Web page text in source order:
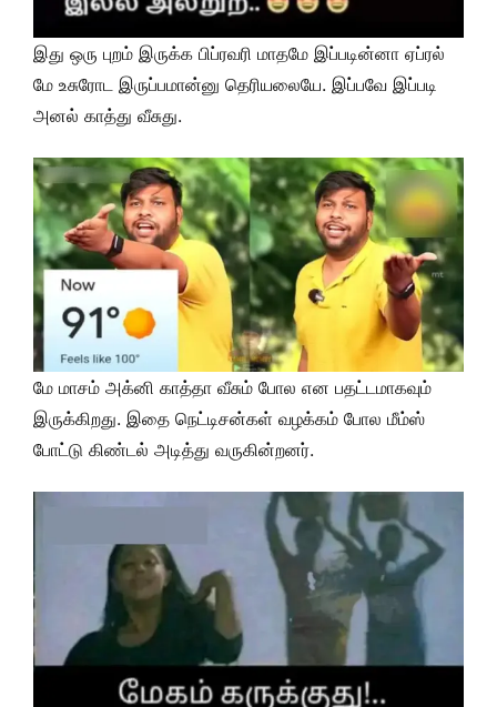
இது ஒரு புறம் இருக்க பிப்ரவரி மாதமே இப்படின்னா ஏப்ரல்
மே உசுரோட இருப்பமான்னு தெரியலையே. இப்பவே இப்படி
அனல் காத்து வீசுது.
மே மாசம் அக்னி காத்தா வீசும் போல என பதட்டமாகவும்
இருக்கிறது. இதை நெட்டிசன்கள் வழக்கம் போல மீம்ஸ்
போட்டு கிண்டல் அடித்து வருகின்றனர்.